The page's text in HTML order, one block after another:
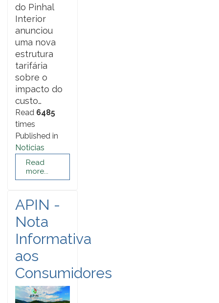
do Pinhal
Interior
anunciou
uma nova
estrutura
tarifária
sobre o
impacto do
custo…
Read 6485
times
Published in
Noticias
Read
more...
APIN -
Nota
Informativa
aos
Consumidores